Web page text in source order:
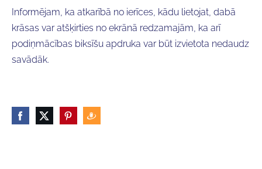
Informējam, ka atkarībā no ierīces, kādu lietojat, dabā
krāsas var atšķirties no ekrānā redzamajām, ka arī
podiņmācības biksīšu apdruka var būt izvietota nedaudz
savādāk.